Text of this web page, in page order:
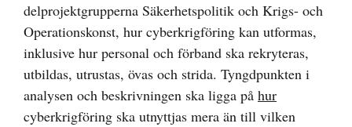
delprojektgrupperna Säkerhetspolitik och Krigs- och
Operationskonst, hur cyberkrigföring kan utformas,
inklusive hur personal och förband ska rekryteras,
utbildas, utrustas, övas och strida. Tyngdpunkten i
analysen och beskrivningen ska ligga på hur
cyberkrigföring ska utnyttjas mera än till vilken